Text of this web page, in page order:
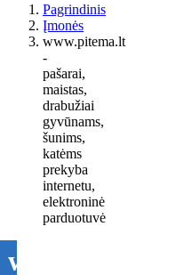
Pagrindinis
Įmonės
www.pitema.lt
-
pašarai,
maistas,
drabužiai
gyvūnams,
šunims,
katėms
prekyba
internetu,
elektroninė
parduotuvė
www.pitema.lt